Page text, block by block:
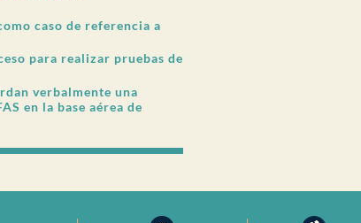
caso de referencia a
para realizar pruebas de
verbalmente una
en la base aérea de